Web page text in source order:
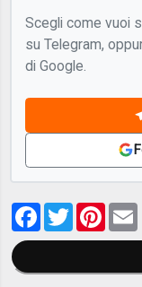
Scegli come vuoi
su Telegram,
di Google.
Facebook
Twitter